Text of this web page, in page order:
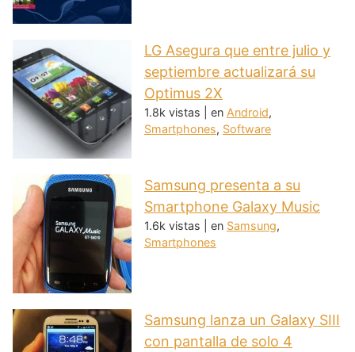
LG Asegura que entre julio y
septiembre actualizará su
Optimus 2X
1.8k vistas en Android,
Smartphones, Software
Samsung presenta a su
Smartphone Galaxy Music
1.6k vistas en Samsung,
Smartphones
Samsung lanza un Galaxy SIII
con pantalla de solo 4